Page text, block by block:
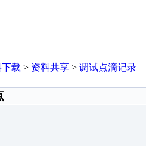
载 > 资料共享 > 调试点滴记录